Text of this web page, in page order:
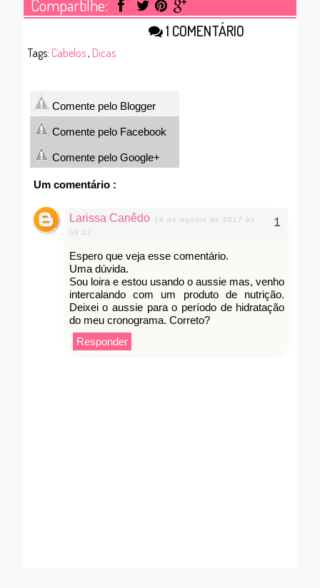
Compartilhe:
1 COMENTÁRIO
Tags: Cabelos, Dicas
Comente pelo Blogger
Comente pelo Facebook
Comente pelo Google+
Um comentário :
Larissa Canêdo
14 de agosto de 2017 às
08:32
Espero que veja esse comentário.
Uma dúvida.
Sou loira e estou usando o aussie mas, venho
intercalando com um produto de nutrição.
Deixei o aussie para o período de hidratação
do meu cronograma. Correto?
Responder